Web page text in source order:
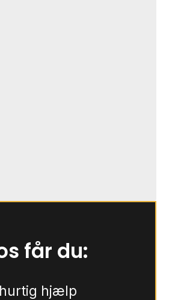
får du:
hjælp